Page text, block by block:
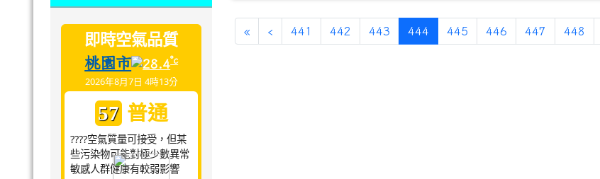
« ‹ 441 442 443 444(current)
445 446 447 448
即時空氣品質
桃園市 28.4°c
2026年8月7日 4時13分
57 普通
????空氣質量可接受，但某
些污染物可能對極少數異常
敏感人群健康有較弱影響